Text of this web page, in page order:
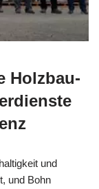
Holzbau-
und
und Bohn